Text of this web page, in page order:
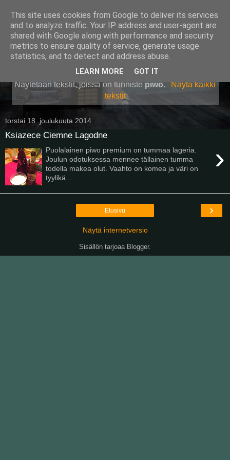
Pullollinen
Näytetään tekstit, joissa on tunniste piwo.
Näytä kaikki
tekstit
torstai 18. joulukuuta 2014
Ksiazece Ciemne Lagodne
›
Puolalainen piwo premium on tummaa lageria.
Joulun odotuksessa mennee tällainen tumma
todella makea olut. Vaahto on komea ja väri on
tyylikä...
›
Etusivu
Näytä internetversio
Sisällön tarjoaa Blogger.
This site uses cookies from Google to deliver its services
and to analyze traffic. Your IP address and user-agent are
shared with Google along with performance and security
metrics to ensure quality of service, generate usage
statistics, and to detect and address abuse.
LEARN MORE GOT IT